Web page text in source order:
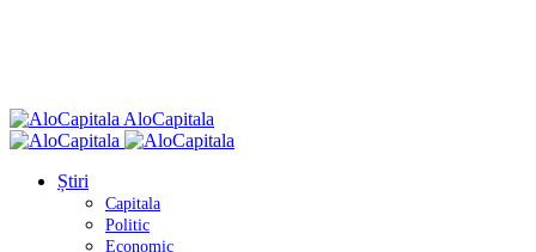
AloCapitala
Știri
Capitala
Politic
Economic